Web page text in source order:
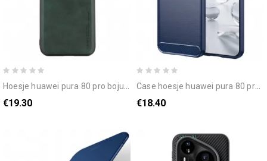
hoesje huawei pura 80 pro bojue-3 serie x-level bescherming hoesje
€19.30
case hoesje huawei pura 80 pro telefoonhoesje geborsteld koolstofvezel
€18.40